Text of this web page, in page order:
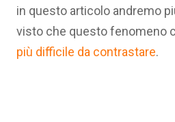
in questo articolo andremo
visto che questo fenomeno
più difficile da contrastare.